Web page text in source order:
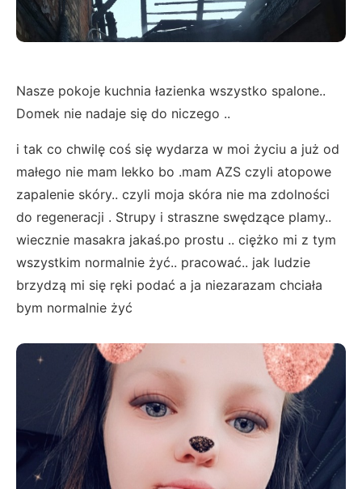
Nasze pokoje kuchnia łazienka wszystko spalone..
Domek nie nadaje się do niczego ..
i tak co chwilę coś się wydarza w moi życiu a już od
małego nie mam lekko bo .mam AZS czyli atopowe
zapalenie skóry.. czyli moja skóra nie ma zdolności
do regeneracji . Strupy i straszne swędzące plamy..
wiecznie masakra jakaś.po prostu .. ciężko mi z tym
wszystkim normalnie żyć.. pracować.. jak ludzie
brzydzą mi się ręki podać a ja niezarazam chciała
bym normalnie żyć